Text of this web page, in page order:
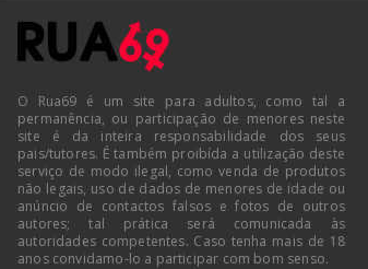
O Rua69 é um site para adultos, como tal a
permanência, ou participação de menores neste
site é da inteira responsabilidade dos seus
pais/tutores. É também proibída a utilização deste
serviço de modo ilegal, como venda de produtos
não legais, uso de dados de menores de idade ou
anúncio de contactos falsos e fotos de outros
autores; tal prática será comunicada às
autoridades competentes. Caso tenha mais de 18
anos convidamo-lo a participar com bom senso.